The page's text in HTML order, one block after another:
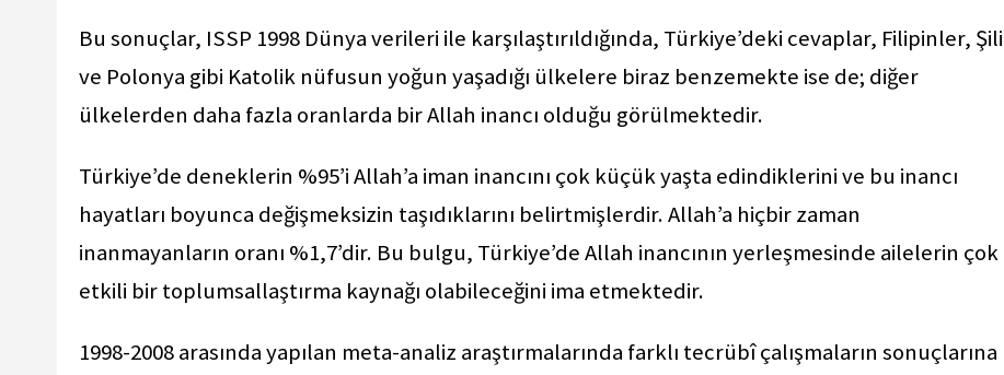
Bu sonuçlar, ISSP 1998 Dünya verileri ile karşılaştırıldığında, Türkiye’deki cevaplar, Filipinler, Şili
ve Polonya gibi Katolik nüfusun yoğun yaşadığı ülkelere biraz benzemekte ise de; diğer
ülkelerden daha fazla oranlarda bir Allah inancı olduğu görülmektedir.
Türkiye’de deneklerin %95’i Allah’a iman inancını çok küçük yaşta edindiklerini ve bu inancı
hayatları boyunca değişmeksizin taşıdıklarını belirtmişlerdir. Allah’a hiçbir zaman
inanmayanların oranı %1,7’dir. Bu bulgu, Türkiye’de Allah inancının yerleşmesinde ailelerin çok
etkili bir toplumsallaştırma kaynağı olabileceğini ima etmektedir.
1998-2008 arasında yapılan meta-analiz araştırmalarında farklı tecrübî çalışmaların sonuçlarına